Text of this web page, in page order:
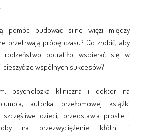
pomóc budować silne więzi między
przetrwają próbę czasu? Co zrobić, aby
rodzeństwo potrafiło wspierać się w
ze wspólnych sukcesów?
psycholożka kliniczna i doktor na
autorka przełomowej książki
szczęśliwe dzieci, przedstawia proste i
na przezwyciężenie kłótni i